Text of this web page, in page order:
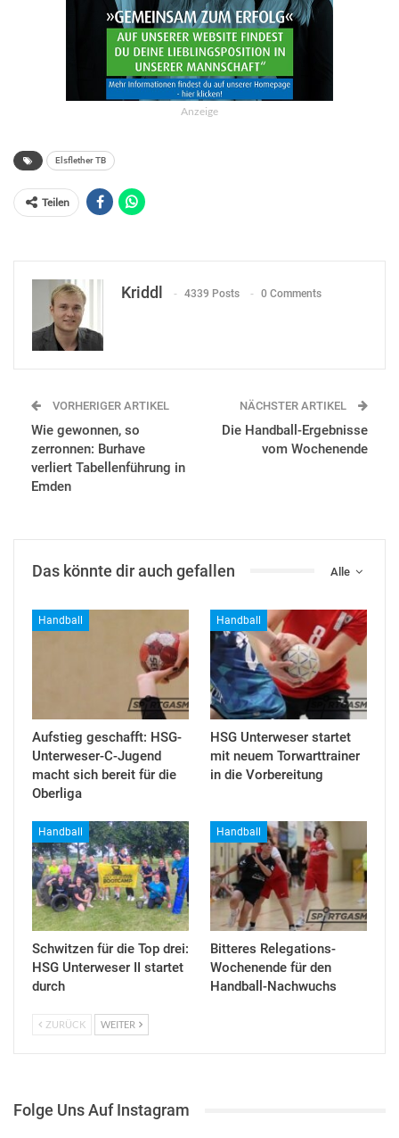
Anzeige
Elsflether TB
Teilen
Kriddl 4339 Posts 0 Comments
VORHERIGER ARTIKEL
Wie gewonnen, so
zerronnen: Burhave
verliert Tabellenführung in
Emden
NÄCHSTER ARTIKEL
Die Handball-Ergebnisse
vom Wochenende
Alle
Das könnte dir auch gefallen
Handball
Aufstieg geschafft: HSG-
Unterweser-C-Jugend
macht sich bereit für die
Oberliga
Handball
HSG Unterweser startet
mit neuem Torwarttrainer
in die Vorbereitung
Handball
Schwitzen für die Top drei:
HSG Unterweser II startet
durch
Handball
Bitteres Relegations-
Wochenende für den
Handball-Nachwuchs
ZURÜCK WEITER
Folge Uns Auf Instagram